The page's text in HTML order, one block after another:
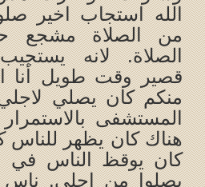
الله استجاب اخير
من الصلاة مشجع
الصلاة. لانه
قصير وقت طويل أنا
منكم كان يصلي
المستشفى
هناك كان يظهر للناس
كان يوقظ الناس في
يصلوا من اجلي. ناس